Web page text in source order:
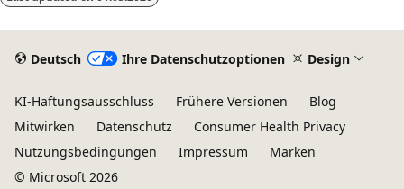
Deutsch Ihre Datenschutzoptionen Design
KI-Haftungsausschluss Frühere Versionen
Blog
Mitwirken
Datenschutz
Consumer Health Privacy
Nutzungsbedingungen
Impressum
Marken
© Microsoft 2026